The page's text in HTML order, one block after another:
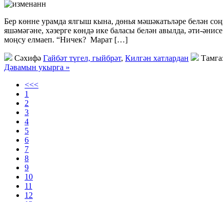
Бер көнне урамда ялгыш кына, дөнья мәшәкатьләре белән
яшәмәгәне, хәзерге көндә ике баласы белән авылда, әти-
моңсу елмаеп. “Ничек? Марат […]
Сәхифә Гайбәт түгел, гыйбрәт, Килгән хатлардан Тамга:
Дәвамын укырга »
<<<
1
2
3
4
5
6
7
8
9
10
11
12